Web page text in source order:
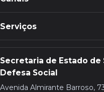
Serviços
Secretaria de Estado de
Defesa Social
Avenida Almirante Barroso,